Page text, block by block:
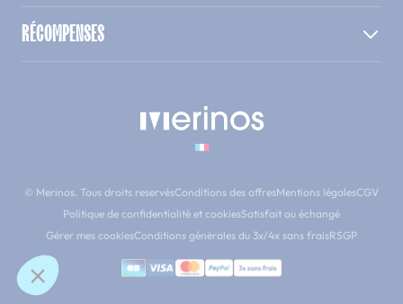
RÉCOMPENSES
© Merinos. Tous droits reservésConditions des offresMentions légalesCGV
Politique de confidentialité et cookiesSatisfait ou échangé
Gérer mes cookiesConditions générales du 3x/4x sans fraisRSGP